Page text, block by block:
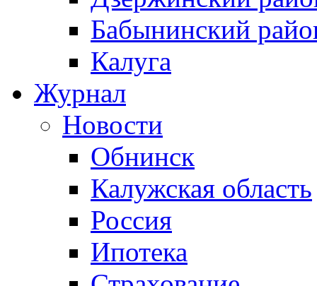
Бабынинский
Калуга
Журнал
Новости
Обнинск
Калужская область
Россия
Ипотека